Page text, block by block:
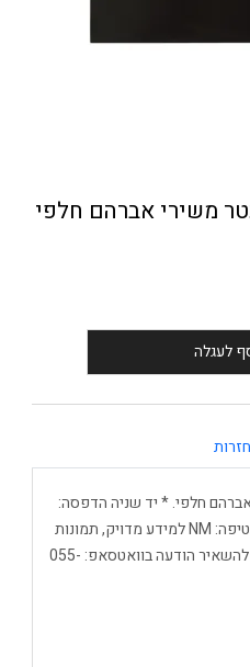
משירי אברהם חלפי
לעגלה
אברהם חלפי. * יד שניה הדפסה:
1988 מצב התקליט: NM מצב העטיפה: NM למידע מדויק, תמונות
נוספות או שאלות כלליות – ניתן להשאיר הודעה בוואטסאפ: 055-